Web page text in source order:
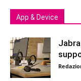
App & Device